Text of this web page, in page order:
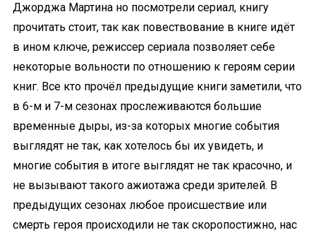
Джорджа Мартина но посмотрели сериал, книгу
прочитать стоит, так как повествование в книге идёт
в ином ключе, режиссер сериала позволяет себе
некоторые вольности по отношению к героям серии
книг. Все кто прочёл предыдущие книги заметили, что
в 6-м и 7-м сезонах прослеживаются большие
временные дыры, из-за которых многие события
выглядят не так, как хотелось бы их увидеть, и
многие события в итоге выглядят не так красочно, и
не вызывают такого ажиотажа среди зрителей. В
предыдущих сезонах любое происшествие или
смерть героя происходили не так скоропостижно, нас